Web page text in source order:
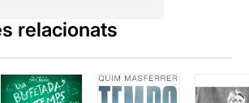
relacionats